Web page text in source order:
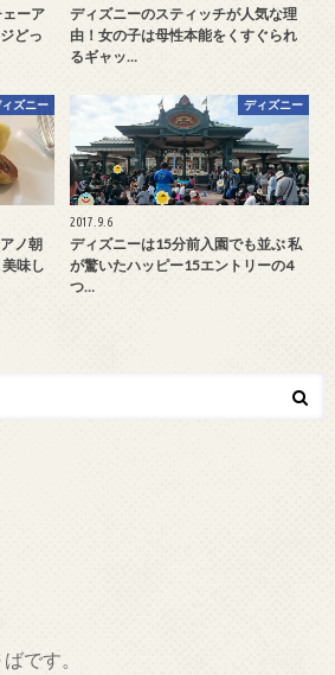
ーア
どっ
ディズニーのスティッチが人気な理
由！女の子は母性本能をくすぐられ
るギャッ…
ズニー
ノ朝
味し
ディズニー
2017.9.6
ディズニーは15分前入園でも並ぶ 私
が驚いたハッピー15エントリーの4
つ…
です。